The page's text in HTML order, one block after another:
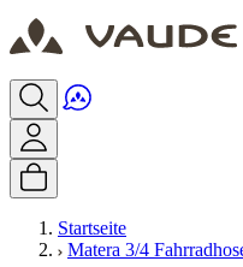
Startseite
Matera 3/4